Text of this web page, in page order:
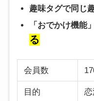
趣味タグで同じ
「おでかけ機能
る
会員数
目的